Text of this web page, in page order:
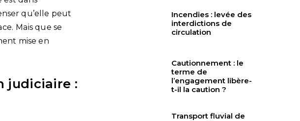
qu’elle peut
Mais que se
mise en
judiciaire :
Incendies : levée des
interdictions de
circulation
Cautionnement : le
terme de
l’engagement libère-
t-il la caution ?
Transport fluvial de